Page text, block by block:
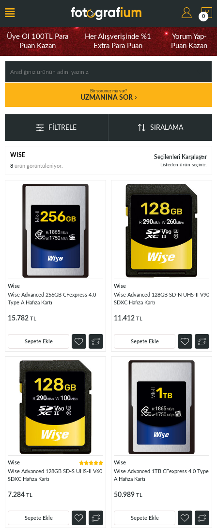
0
Üye Ol 100TL Para
Puan Kazan
Her Alışverişinde %1
Extra Para Puan
Yorum Yap-
Puan Kazan
Bir sorunuz mu var?
UZMANINA SOR
FILTRELE SIRALAMA
WISE
8 ürün görüntüleniyor.
Seçilenleri Karşılaştır
Listeden ürün seçiniz.
Wise
Wise Advanced 256GB CFexpress 4.0
Type A Hafıza Kartı
15.782 TL
Sepete Ekle
Wise
Wise Advanced 128GB SD-N UHS-II V90
SDXC Hafıza Kartı
11.412 TL
Sepete Ekle
Wise
Wise Advanced 128GB SD-S UHS-II V60
SDXC Hafıza Kartı
7.284 TL
Sepete Ekle
Wise
Wise Advanced 1TB CFexpress 4.0 Type
A Hafıza Kartı
50.989 TL
Sepete Ekle